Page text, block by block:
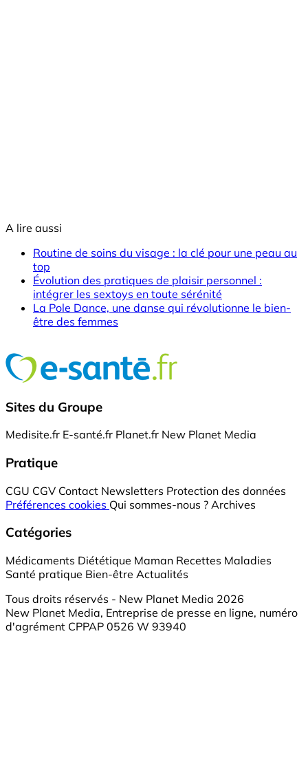
A lire aussi
Routine de soins du visage : la clé pour une peau au
top
Évolution des pratiques de plaisir personnel :
intégrer les sextoys en toute sérénité
La Pole Dance, une danse qui révolutionne le bien-
être des femmes
Sites du Groupe
Medisite.fr E-santé.fr Planet.fr New Planet Media
Pratique
CGU CGV Contact Newsletters Protection des données
Préférences cookies Qui sommes-nous ? Archives
Catégories
Médicaments Diététique Maman Recettes Maladies
Santé pratique Bien-être Actualités
Tous droits réservés - New Planet Media 2026
New Planet Media, Entreprise de presse en ligne, numéro
d'agrément CPPAP 0526 W 93940